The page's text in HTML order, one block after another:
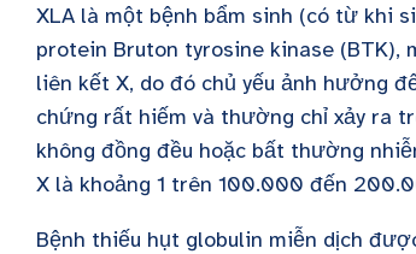
XLA là một bệnh bẩm sinh (có từ khi
protein Bruton tyrosine kinase (BTK),
liên kết X, do đó chủ yếu ảnh hưởng
chứng rất hiếm và thường chỉ xảy ra
không đồng đều hoặc bất thường
X là khoảng 1 trên 100.000 đến
Bệnh thiếu hụt globulin miễn dịch